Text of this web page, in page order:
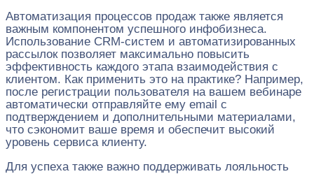
Автоматизация процессов продаж также является
важным компонентом успешного инфобизнеса.
Использование CRM-систем и автоматизированных
рассылок позволяет максимально повысить
эффективность каждого этапа взаимодействия с
клиентом. Как применить это на практике? Например,
после регистрации пользователя на вашем вебинаре
автоматически отправляйте ему email с
подтверждением и дополнительными материалами,
что сэкономит ваше время и обеспечит высокий
уровень сервиса клиенту.
Для успеха также важно поддерживать лояльность